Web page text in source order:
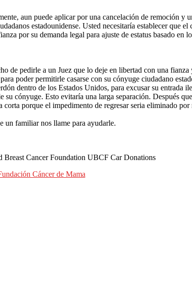
aun puede aplicar por una cancelación de remoción y
estadounidense. Usted necesitaría establecer que
por su demanda legal para ajuste de estatus basado en
de pedirle a un Juez que lo deje en libertad con una
poder permitirle casarse con su cónyuge ciudadano
dentro de los Estados Unidos, para excusar su entrada
cónyuge. Esto evitaría una larga separación. Después
porque el impedimento de regresar seria eliminado
un familiar nos llame para ayudarle.
Cáncer de Mama